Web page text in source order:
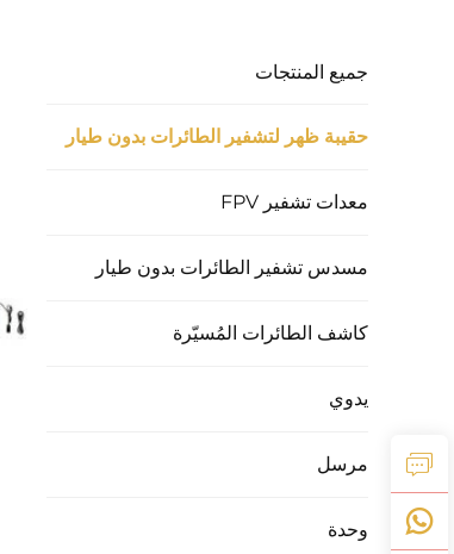
جميع المنتجات
حقيبة ظهر لتشفير الطائرات بدون طيار
معدات تشفير FPV
مسدس تشفير الطائرات بدون طيار
كاشف الطائرات المُسيّرة
يدوي
مرسل
وحدة